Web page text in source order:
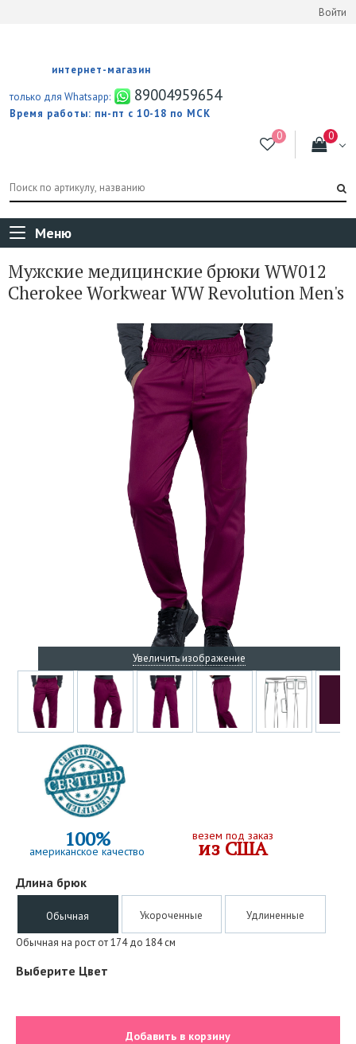
Войти
интернет-магазин
только для Whatsapp:
89004959654
Время работы: пн-пт с 10-18 по МСК
Меню
Мужские медицинские брюки WW012
Cherokee Workwear WW Revolution Men's
Увеличить изображение
100%
американское качество
везем под заказ
из США
Длина брюк
Обычная Укороченные
Удлиненные
Обычная на рост от 174 до 184 см
Выберите Цвет
Добавить в корзину